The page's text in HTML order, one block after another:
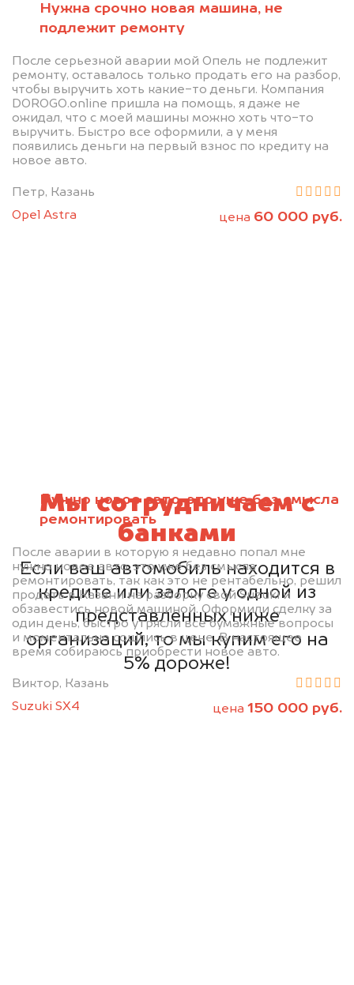
Нужна срочно новая машина, не
подлежит ремонту
После серьезной аварии мой Опель не подлежит
ремонту, оставалось только продать его на разбор,
чтобы выручить хоть какие-то деньги. Компания
DOROGO.online пришла на помощь, я даже не
ожидал, что с моей машины можно хоть что-то
выручить. Быстро все оформили, а у меня
появились деньги на первый взнос по кредиту на
новое авто.
Петр, Казань
Opel Astra
цена 60 000 руб.
Нужно новое авто, это уже без смысла
ремонтировать
После аварии в которую я недавно попал мне
нужно новое авто, это уже без смысла
ремонтировать, так как это не рентабельно, решил
продать в Казани на разборку свой Suzuki и
обзавестись новой машиной. Оформили сделку за
один день, быстро утрясли все бумажные вопросы
и моментально сошлись в цене. В настоящее
время собираюсь приобрести новое авто.
Виктор, Казань
Suzuki SX4
цена 150 000 руб.
Мы сотрудничаем с
банками
Если ваш автомобиль находится в
кредите или залоге у одной из
представленных ниже
организаций, то мы купим его на
5% дороже!